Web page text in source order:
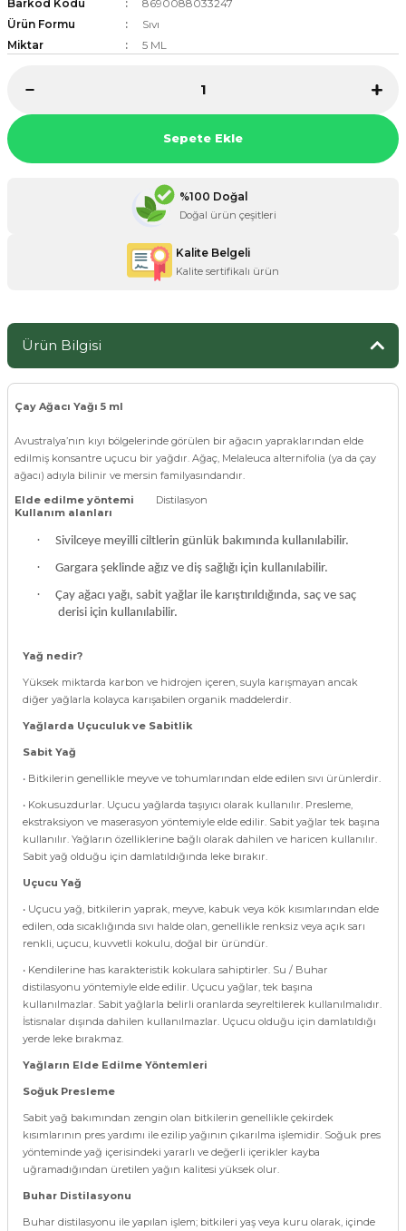
BESİNLERİ
Barkod Kodu
8690088033247
Ürün Formu
Sıvı
Miktar
5 ML
Sepete Ekle
%100 Doğal
Doğal ürün çeşitleri
Kalite Belgeli
Kalite sertifikalı ürün
Ürün Bilgisi
Çay Ağacı Yağı 5 ml
Avustralya’nın kıyı bölgelerinde görülen bir ağacın yapraklarından elde
edilmiş konsantre uçucu bir yağdır. Ağaç, Melaleuca alternifolia (ya da çay
ağacı) adıyla bilinir ve mersin familyasındandır.
Elde edilme yöntemi
Distilasyon
Kullanım alanları
· Sivilceye meyilli ciltlerin günlük bakımında kullanılabilir.
· Gargara şeklinde ağız ve diş sağlığı için kullanılabilir.
·
Çay ağacı yağı, sabit yağlar ile karıştırıldığında, saç ve saç
derisi için kullanılabilir.
Yağ nedir?
Yüksek miktarda karbon ve hidrojen içeren, suyla karışmayan ancak
diğer yağlarla kolayca karışabilen organik maddelerdir.
Yağlarda Uçuculuk ve Sabitlik
Sabit Yağ
• Bitkilerin genellikle meyve ve tohumlarından elde edilen sıvı ürünlerdir.
• Kokusuzdurlar. Uçucu yağlarda taşıyıcı olarak kullanılır. Presleme,
ekstraksiyon ve maserasyon yöntemiyle elde edilir. Sabit yağlar tek başına
kullanılır. Yağların özelliklerine bağlı olarak dahilen ve haricen kullanılır.
Sabit yağ olduğu için damlatıldığında leke bırakır.
Uçucu Yağ
• Uçucu yağ, bitkilerin yaprak, meyve, kabuk veya kök kısımlarından elde
edilen, oda sıcaklığında sıvı halde olan, genellikle renksiz veya açık sarı
renkli, uçucu, kuvvetli kokulu, doğal bir üründür.
• Kendilerine has karakteristik kokulara sahiptirler. Su / Buhar
distilasyonu yöntemiyle elde edilir. Uçucu yağlar, tek başına
kullanılmazlar. Sabit yağlarla belirli oranlarda seyreltilerek kullanılmalıdır.
İstisnalar dışında dahilen kullanılmazlar. Uçucu olduğu için damlatıldığı
yerde leke bırakmaz.
Yağların Elde Edilme Yöntemleri
Soğuk Presleme
Sabit yağ bakımından zengin olan bitkilerin genellikle çekirdek
kısımlarının pres yardımı ile ezilip yağının çıkarılma işlemidir. Soğuk pres
yönteminde yağ içerisindeki yararlı ve değerli içerikler kayba
uğramadığından üretilen yağın kalitesi yüksek olur.
Buhar Distilasyonu
Buhar distilasyonu ile yapılan işlem; bitkileri yaş veya kuru olarak, içinde